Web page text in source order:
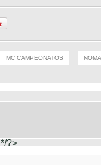
MC CAMPEONATOS
*/?>